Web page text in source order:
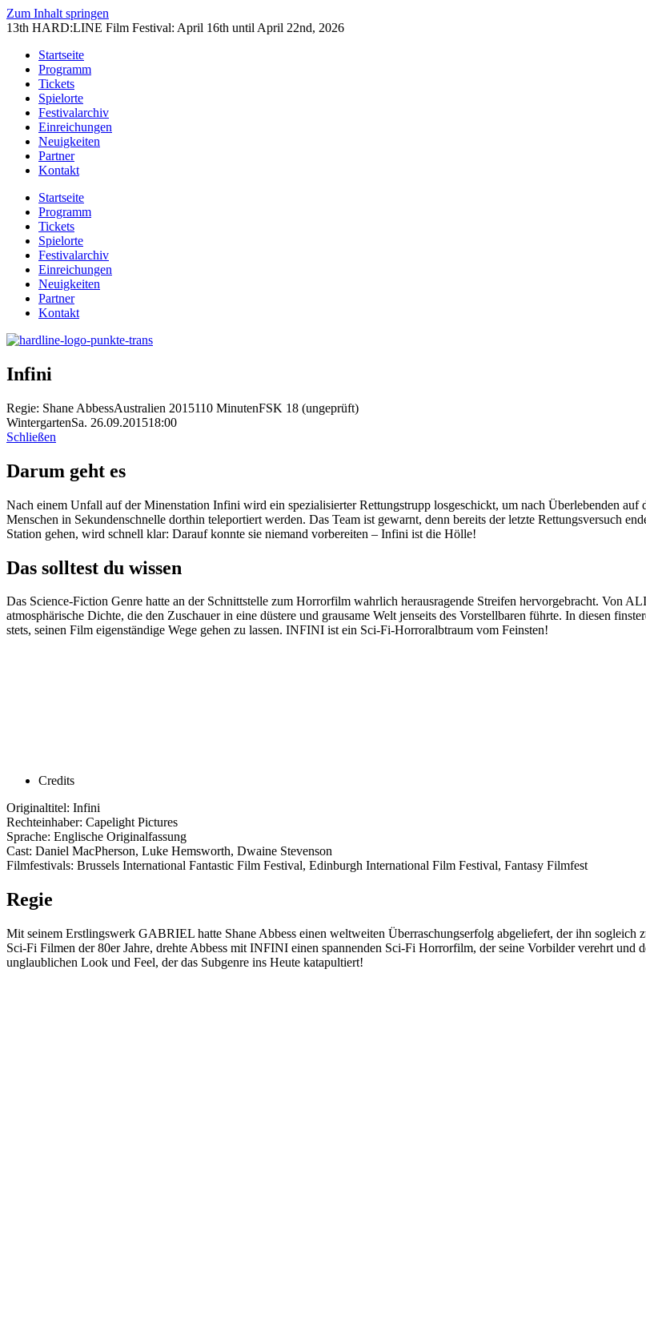
Zum Inhalt springen
13th HARD:LINE Film Festival: April 16th until April 22nd, 2026
Startseite
Programm
Tickets
Spielorte
Festivalarchiv
Einreichungen
Neuigkeiten
Partner
Kontakt
Startseite
Programm
Tickets
Spielorte
Festivalarchiv
Einreichungen
Neuigkeiten
Partner
Kontakt
Infini
Regie: Shane AbbessAustralien 2015110 MinutenFSK 18 (ungeprüft)
WintergartenSa. 26.09.201518:00
Schließen
Darum geht es
Nach einem Unfall auf der Minenstation Infini wird ein spezialisierter Rettungstrupp losgeschickt, um nach Überlebenden
Menschen in Sekundenschnelle dorthin teleportiert werden. Das Team ist gewarnt, denn bereits der letzte Rettungsversuch
Station gehen, wird schnell klar: Darauf konnte sie niemand vorbereiten – Infini ist die Hölle!
Das solltest du wissen
Das Science-Fiction Genre hatte an der Schnittstelle zum Horrorfilm wahrlich herausragende Streifen hervorgebracht.
atmosphärische Dichte, die den Zuschauer in eine düstere und grausame Welt jenseits des Vorstellbaren führte. In diesen
stets, seinen Film eigenständige Wege gehen zu lassen. INFINI ist ein Sci-Fi-Horroralbtraum vom Feinsten!
Credits
Originaltitel: Infini
Rechteinhaber: Capelight Pictures
Sprache: Englische Originalfassung
Cast: Daniel MacPherson, Luke Hemsworth, Dwaine Stevenson
Filmfestivals: Brussels International Fantastic Film Festival, Edinburgh International Film Festival, Fantasy Filmfest
Regie
Mit seinem Erstlingswerk GABRIEL hatte Shane Abbess einen weltweiten Überraschungserfolg abgeliefert, der ihn sogleich
Sci-Fi Filmen der 80er Jahre, drehte Abbess mit INFINI einen spannenden Sci-Fi Horrorfilm, der seine Vorbilder verehrt
unglaublichen Look und Feel, der das Subgenre ins Heute katapultiert!